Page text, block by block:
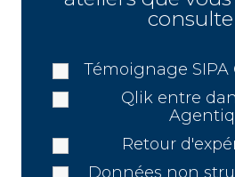
Témoignage SIPA
Qlik entre
Retour
Données non